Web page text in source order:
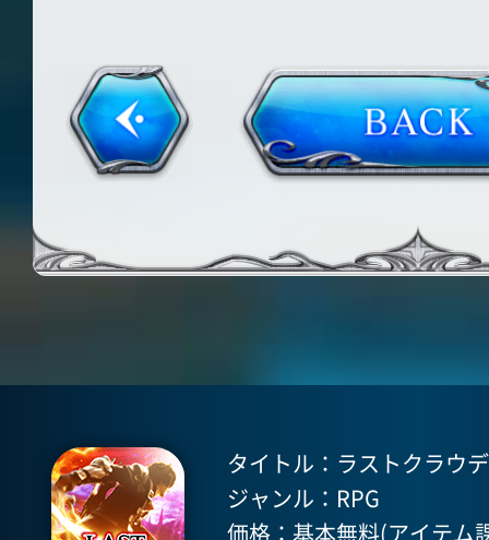
タイトル：ラストクラウ
ジャンル：RPG
価格：基本無料(アイテム